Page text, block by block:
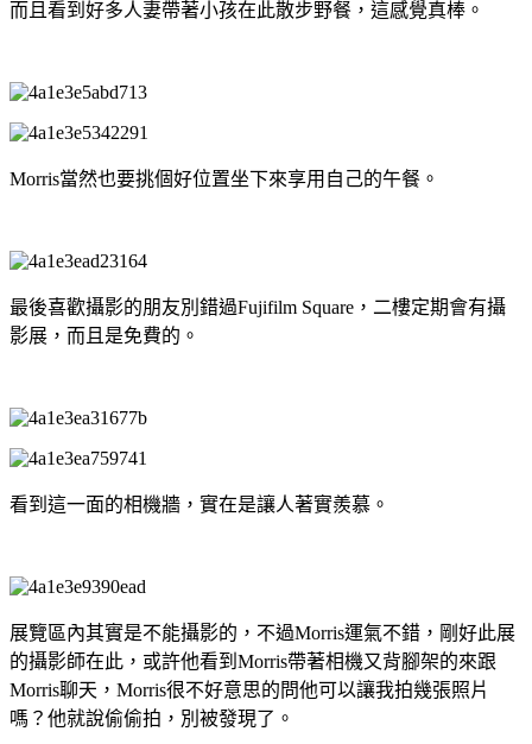
而且看到好多人妻帶著小孩在此散步野餐，這感覺真棒。
Morris當然也要挑個好位置坐下來享用自己的午餐。
最後喜歡攝影的朋友別錯過Fujifilm Square，二樓定期會有攝
影展，而且是免費的。
看到這一面的相機牆，實在是讓人著實羨慕。
展覽區內其實是不能攝影的，不過Morris運氣不錯，剛好此展
的攝影師在此，或許他看到Morris帶著相機又背腳架的來跟
Morris聊天，Morris很不好意思的問他可以讓我拍幾張照片
嗎？他就說偷偷拍，別被發現了。